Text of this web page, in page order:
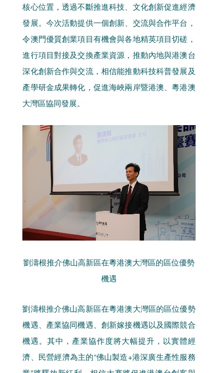
核心位置，透過不斷推進科技、文化創新促進經濟
發展。今次活動提供一個創新、交流與合作平台，
令澳門優質創業項目有機會與各地精英項目切磋，
進行項目對接及交換產業資源，推動內地與港澳台
深化創新合作與交流，相信能推動科技科普發展及
產學研金成果轉化，促進海峽兩岸暨港澳、粵港澳
大灣區協同發展。
劉濤根推介佛山高新區在粵港澳大灣區的區位優勢
機遇
劉濤根推介佛山高新區在粵港澳大灣區的區位優勢
機遇、產業協同機遇、創新嫁接機遇以及國際競合
機遇。其中，產業協作度將大幅提升，以實體經
濟、民營經濟為主的“佛山製造+港深廣生產性服務